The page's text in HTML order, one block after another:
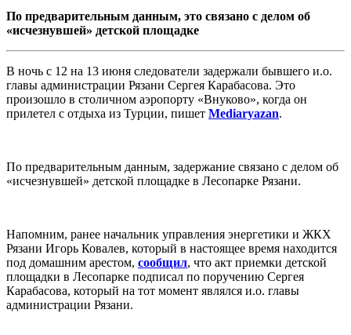
По предварительным данным, это связано с делом об
«исчезнувшей» детской площадке
В ночь с 12 на 13 июня следователи задержали бывшего и.о.
главы администрации Рязани Сергея Карабасова. Это
произошло в столичном аэропорту «Внуково», когда он
прилетел с отдыха из Турции, пишет Mediaryazan.
По предварительным данным, задержание связано с делом об
«исчезнувшей» детской площадке в Лесопарке Рязани.
Напомним, ранее начальник управления энергетики и ЖКХ
Рязани Игорь Ковалев, который в настоящее время находится
под домашним арестом, сообщил, что акт приемки детской
площадки в Лесопарке подписал по поручению Сергея
Карабасова, который на тот момент являлся и.о. главы
администрации Рязани.